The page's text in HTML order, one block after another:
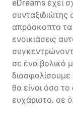
eDreams έχει
συνταξιδιώτης
απρόσκοπτα τα
ενοικιάσεις
σε ένα βολικό
διασφαλίσουμε
θα είναι όσο
ευχάριστο, σε